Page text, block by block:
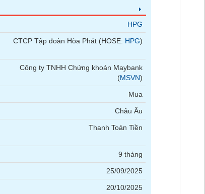
HPG
CTCP Tập đoàn Hòa Phát (HOSE: HPG)
Công ty TNHH Chứng khoán Maybank
(MSVN)
Mua
Châu Âu
Thanh Toán Tiền
9 tháng
25/09/2025
20/10/2025